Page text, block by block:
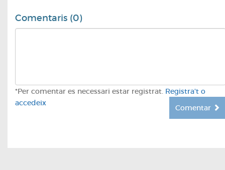
Comentaris (0)
*Per comentar es necessari estar registrat. Registra't o
accedeix
Comentar